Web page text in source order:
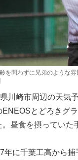
を問わずに兄弟のような
川崎市周辺の天気
とどろきグ
昼食を摂ってい
に千葉工高から捕